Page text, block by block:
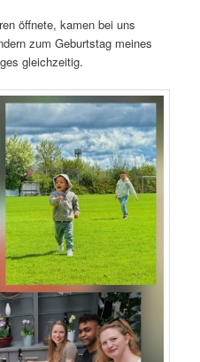
öffnete, kamen bei uns
zum Geburtstag meines
gleichzeitig.